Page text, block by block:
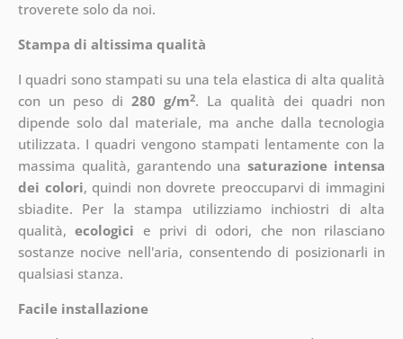
troverete solo da noi.
Stampa di altissima qualità
I quadri sono stampati su una tela elastica di alta qualità
con un peso di 280 g/m2. La qualità dei quadri non
dipende solo dal materiale, ma anche dalla tecnologia
utilizzata. I quadri vengono stampati lentamente con la
massima qualità, garantendo unasaturazione intensa
dei colori, quindi non dovrete preoccuparvi di immagini
sbiadite. Per la stampa utilizziamo inchiostri di alta
qualità,ecologici e privi di odori, che non rilasciano
sostanze nocive nell'aria, consentendo di posizionarli in
qualsiasi stanza.
Facile installazione